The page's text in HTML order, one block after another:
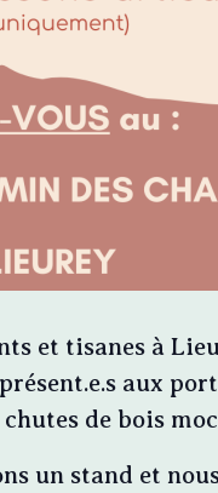
et tisanes à
aux
de bois
un stand et